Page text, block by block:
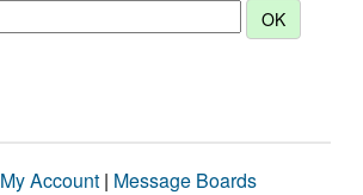
My Account | Message Boards